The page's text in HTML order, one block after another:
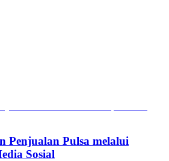
Penjualan Pulsa melalui
Sosial